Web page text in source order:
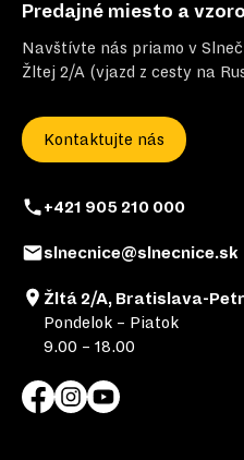
Predajné miesto a
Navštívte nás priamo v
Žltej 2/A (vjazd z cesty na
Kontaktujte nás
+421 905 210 000
slnecnice@slnecnice.sk
Žltá 2/A, Bratislava-
Pondelok – Piatok
9.00 – 18.00